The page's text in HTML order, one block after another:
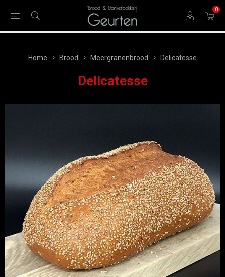
0
Home Brood Meergranenbrood Delicatesse
Delicatesse